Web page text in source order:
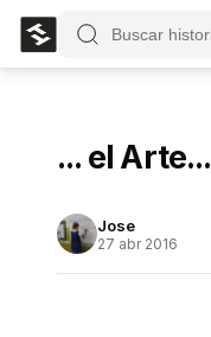
... el Arte...
Jose
27 abr 2016